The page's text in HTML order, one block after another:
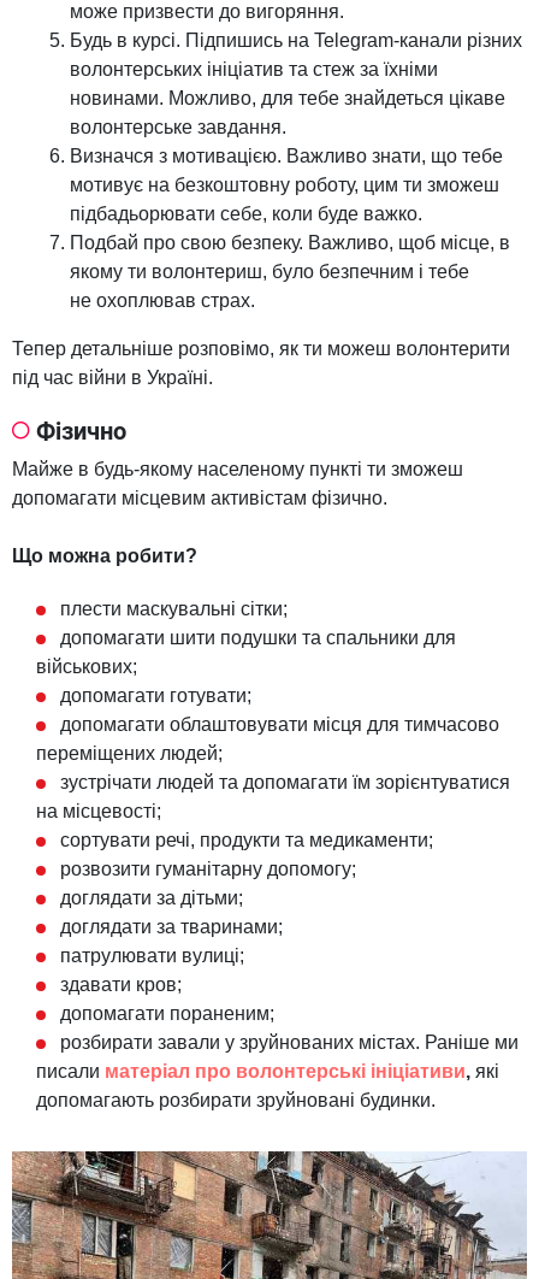
може призвести до вигоряння.
Будь в курсі. Підпишись на Telegram-канали різних
волонтерських ініціатив та стеж за їхніми
новинами. Можливо, для тебе знайдеться цікаве
волонтерське завдання.
Визначся з мотивацією. Важливо знати, що тебе
мотивує на безкоштовну роботу, цим ти зможеш
підбадьорювати себе, коли буде важко.
Подбай про свою безпеку. Важливо, щоб місце, в
якому ти волонтериш, було безпечним і тебе
не охоплював страх.
Тепер детальніше розповімо, як ти можеш волонтерити
під час війни в Україні.
Фізично
Майже в будь-якому населеному пункті ти зможеш
допомагати місцевим активістам фізично.
Що можна робити?
плести маскувальні сітки;
допомагати шити подушки та спальники для
військових;
допомагати готувати;
допомагати облаштовувати місця для тимчасово
переміщених людей;
зустрічати людей та допомагати їм зорієнтуватися
на місцевості;
сортувати речі, продукти та медикаменти;
розвозити гуманітарну допомогу;
доглядати за дітьми;
доглядати за тваринами;
патрулювати вулиці;
здавати кров;
допомагати пораненим;
розбирати завали у зруйнованих містах. Раніше ми
писали матеріал про волонтерські ініціативи, які
допомагають розбирати зруйновані будинки.